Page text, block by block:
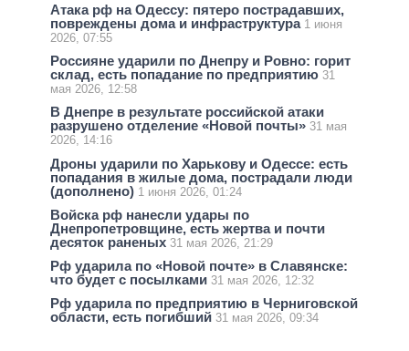
Атака рф на Одессу: пятеро пострадавших,
повреждены дома и инфраструктура 1 июня
2026, 07:55
Россияне ударили по Днепру и Ровно: горит
склад, есть попадание по предприятию 31
мая 2026, 12:58
В Днепре в результате российской атаки
разрушено отделение «Новой почты» 31 мая
2026, 14:16
Дроны ударили по Харькову и Одессе: есть
попадания в жилые дома, пострадали люди
(дополнено) 1 июня 2026, 01:24
Войска рф нанесли удары по
Днепропетровщине, есть жертва и почти
десяток раненых 31 мая 2026, 21:29
Рф ударила по «Новой почте» в Славянске:
что будет с посылками 31 мая 2026, 12:32
Рф ударила по предприятию в Черниговской
области, есть погибший 31 мая 2026, 09:34